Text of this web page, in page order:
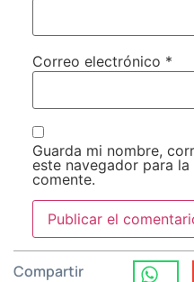
Correo electrónico *
Guarda mi nombre,
este navegador para
comente.
Compartir